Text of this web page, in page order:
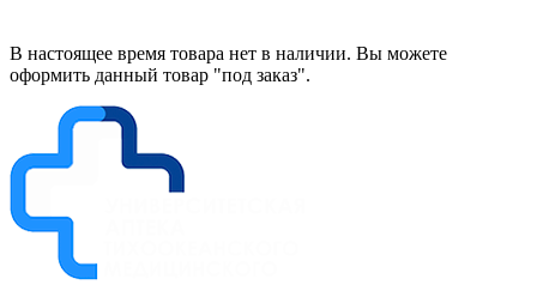
В настоящее время товара нет в наличии. Вы можете
оформить данный товар "под заказ".